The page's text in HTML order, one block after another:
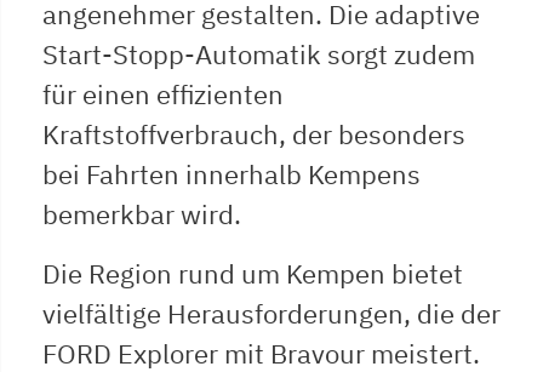
angenehmer gestalten. Die adaptive
Start-Stopp-Automatik sorgt zudem
für einen effizienten
Kraftstoffverbrauch, der besonders
bei Fahrten innerhalb Kempens
bemerkbar wird.
Die Region rund um Kempen bietet
vielfältige Herausforderungen, die der
FORD Explorer mit Bravour meistert.